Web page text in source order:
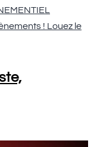
! Louez le